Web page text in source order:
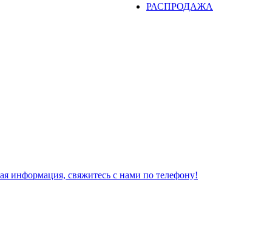
РАСПРОДАЖА
информация, свяжитесь с нами по телефону!